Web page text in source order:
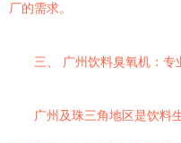
厂的需求。
三、 广州饮料臭氧机：专
广州及珠三角地区是饮料